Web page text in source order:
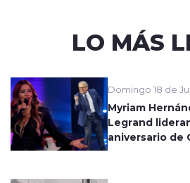
LO MÁS
Domingo 18 de
Myriam
Legrand
aniversario de